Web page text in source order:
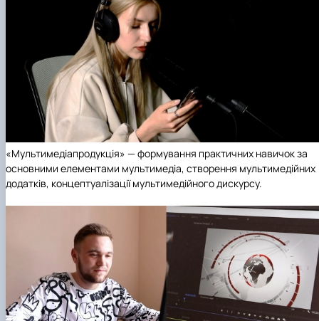
«Мультимедіапродукція» — формування практичних навичок за
основними елементами мультимедіа, створення мультимедійних
додатків, концептуалізації мультимедійного дискурсу.